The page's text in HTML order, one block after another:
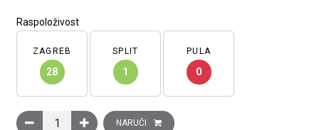
Raspoloživost
ZAGREB
28
SPLIT
1
PULA
0
TV utičnica Clasia, završna, 10DB, fi 9,5 mm, 1 modul, bijela
NARUČI